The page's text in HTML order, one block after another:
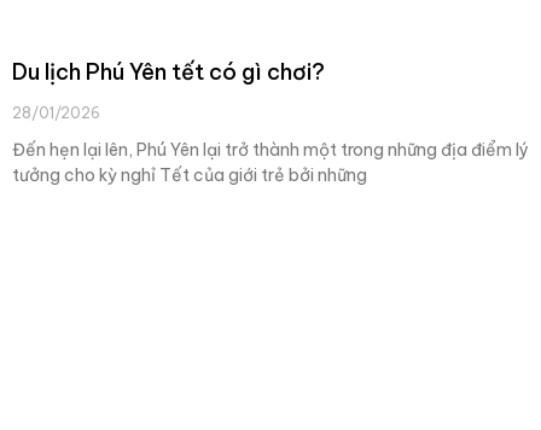
Du lịch Phú Yên tết có gì chơi?
28/01/2026
Đến hẹn lại lên, Phú Yên lại trở thành một trong những địa điểm lý
tưởng cho kỳ nghỉ Tết của giới trẻ bởi những